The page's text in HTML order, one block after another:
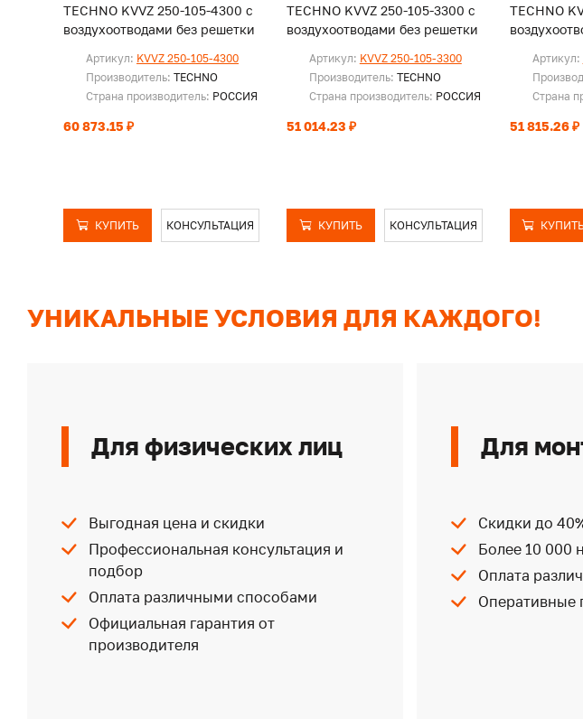
TECHNO KVVZ 250-105-4300 с
воздухоотводами без решетки
Артикул: KVVZ 250-105-4300
Производитель: TECHNO
Страна производитель: РОССИЯ
60 873.15 ₽
КУПИТЬ КОНСУЛЬТАЦИЯ
TECHNO KVVZ 250-105-3300 с
воздухоотводами без решетки
Артикул: KVVZ 250-105-3300
Производитель: TECHNO
Страна производитель: РОССИЯ
51 014.23 ₽
КУПИТЬ КОНСУЛЬТАЦИЯ
TECHNO
Артикул:
Страна
51 815.26 ₽
УНИКАЛЬНЫЕ УСЛОВИЯ ДЛЯ КАЖДОГО!
Для физических лиц
Выгодная цена и скидки
Профессиональная консультация и
подбор
Оплата различными способами
Официальная гарантия от
производителя
Для
Скидки до
Более 10 000
Оплата
Оперативные